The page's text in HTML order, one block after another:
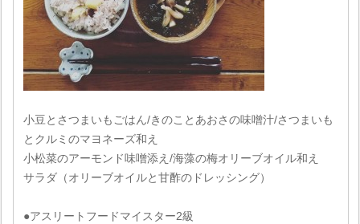
小豆とさつまいもごはん/きのことあおさの味噌汁/さつまいも
とクルミのマヨネーズ和え
小松菜のアーモンド味噌添え/海藻の梅オリーブオイル和え
サラダ（オリーブオイルと甘酢のドレッシング）
●アスリートフードマイスター2級